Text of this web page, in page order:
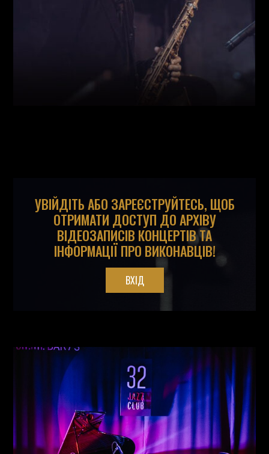
УВІЙДІТЬ АБО ЗАРЕЄСТРУЙТЕСЬ, ЩОБ
ОТРИМАТИ ДОСТУП ДО АРХІВУ
ВІДЕОЗАПИСІВ КОНЦЕРТІВ ТА
ІНФОРМАЦІЇ ПРО ВИКОНАВЦІВ!
ВХІД